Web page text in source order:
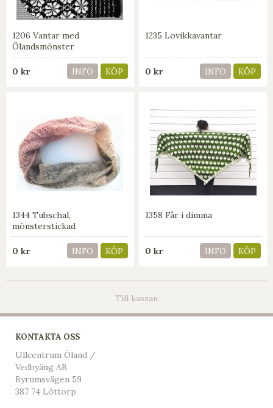
1206 Vantar med
Ölandsmönster
0 kr INFO KÖP
1235 Lovikkavantar
0 kr INFO KÖP
1344 Tubschal,
mönsterstickad
0 kr INFO KÖP
1358 Får i dimma
0 kr INFO KÖP
Till kassan
KONTAKTA OSS
Ullcentrum Öland /
Vedbyäng AB
Byrumsvägen 59
387 74 Löttorp